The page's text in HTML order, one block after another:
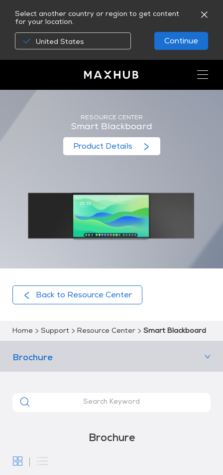
Select another country or region to get content
for your location.
United States Continue
RESOURCE CENTER
Smart Blackboard
Product Details
Back to Resource Center
Home Support Resource Center Smart Blackboard
Brochure
Brochure